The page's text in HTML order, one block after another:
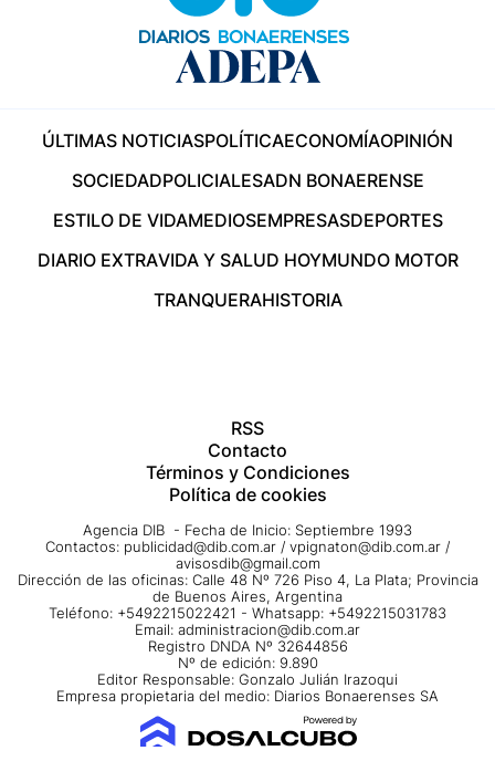
ÚLTIMAS NOTICIASPOLÍTICAECONOMÍAOPINIÓN
SOCIEDADPOLICIALESADN BONAERENSE
ESTILO DE VIDAMEDIOSEMPRESASDEPORTES
DIARIO EXTRAVIDA Y SALUD HOYMUNDO MOTOR
TRANQUERAHISTORIA
RSS
Contacto
Términos y Condiciones
Política de cookies
Agencia DIB - Fecha de Inicio: Septiembre 1993
Contactos: publicidad@dib.com.ar / vpignaton@dib.com.ar /
avisosdib@gmail.com
Dirección de las oficinas: Calle 48 Nº 726 Piso 4, La Plata; Provincia
de Buenos Aires, Argentina
Teléfono: +5492215022421 - Whatsapp: +5492215031783
Email: administracion@dib.com.ar
Registro DNDA Nº 32644856
Nº de edición: 9.890
Editor Responsable: Gonzalo Julián Irazoqui
Empresa propietaria del medio: Diarios Bonaerenses SA